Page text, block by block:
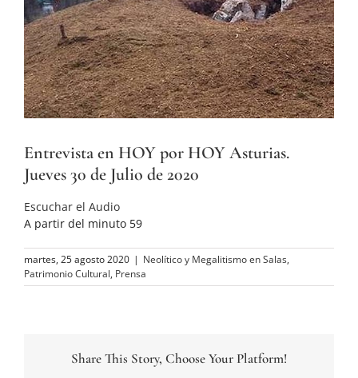
Entrevista en HOY por HOY Asturias.
Jueves 30 de Julio de 2020
Escuchar el Audio
A partir del minuto 59
martes, 25 agosto 2020 | Neolítico y Megalitismo en Salas,
Patrimonio Cultural, Prensa
Share This Story, Choose Your Platform!